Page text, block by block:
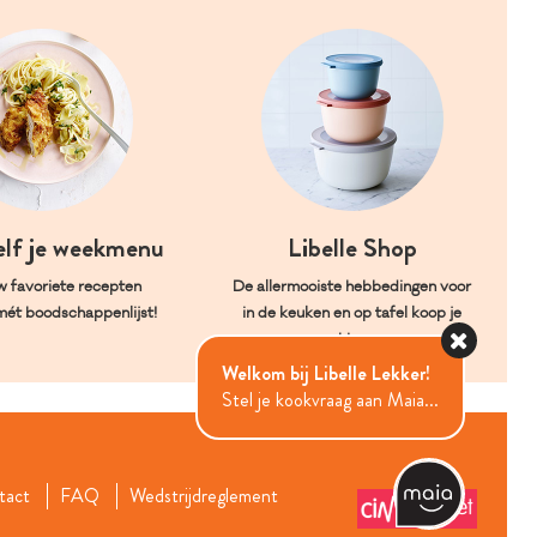
je weekmenu
favoriete recepten
boodschappenlijst!
Libelle Shop
De allermooiste hebbedingen voor
in de keuken en op tafel koop je
hier.
FAQ Wedstrijdreglement
Welkom bij Libelle Lekker!
Stel je kookvraag aan Maia...